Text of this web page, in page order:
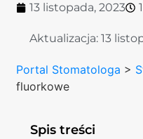
13 listopada, 2023
Aktualizacja:13
Portal Stomatologa >
fluorkowe
Spis treści